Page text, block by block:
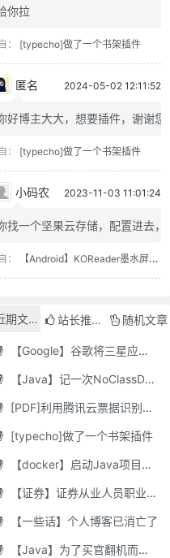
你拉
： [typecho]做了一个书架插件
匿名 2024-05-02 12:11:52
好博主大大，想要插件，谢谢您
： [typecho]做了一个书架插件
小码农 2023-11-03 11:01:24
找一个坚果云存储，配置进去，...
： 【Android】KOReader墨水屏用阅读器
期文章 站长推荐 随机文章
【Google】谷歌将三星应用程序标记为“有害”，并要求用户删除它们
【Java】记一次NoClassDefFoundError错误修复
[PDF]利用腾讯云票据识别接口自动修改PDF文件名
[typecho]做了一个书架插件
【docker】启动Java项目报GC Thread
【证券】证券从业人员职业道德要求及常见违规行为
【一些话】个人博客已消亡了
【Java】为了买官翻机而写的代码-DJI Stock Checker